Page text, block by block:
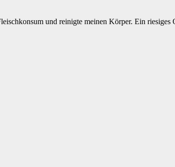
und reinigte meinen Körper. Ein